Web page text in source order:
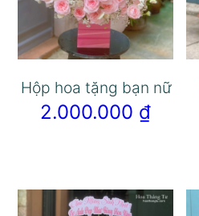
Hộp hoa tặng bạn nữ
2.000.000 ₫